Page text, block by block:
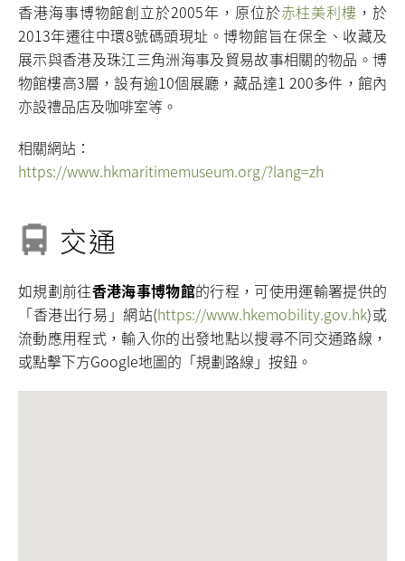
香港海事博物館創立於2005年，原位於赤柱美利樓 ，於
2013年遷往中環8號碼頭現址。博物館旨在保全、收藏及
展示與香港及珠江三角洲海事及貿易故事相關的物品。博
物館樓高3層，設有逾10個展廳，藏品達1 200多件，館內
亦設禮品店及咖啡室等。
相關網站：
https://www.hkmaritimemuseum.org/?lang=zh
交通
如規劃前往香港海事博物館的行程，可使用運輸署提供的
「香港出行易」網站(https://www.hkemobility.gov.hk)或
流動應用程式，輸入你的出發地點以搜尋不同交通路線，
或點擊下方Google地圖的「規劃路線」按鈕。